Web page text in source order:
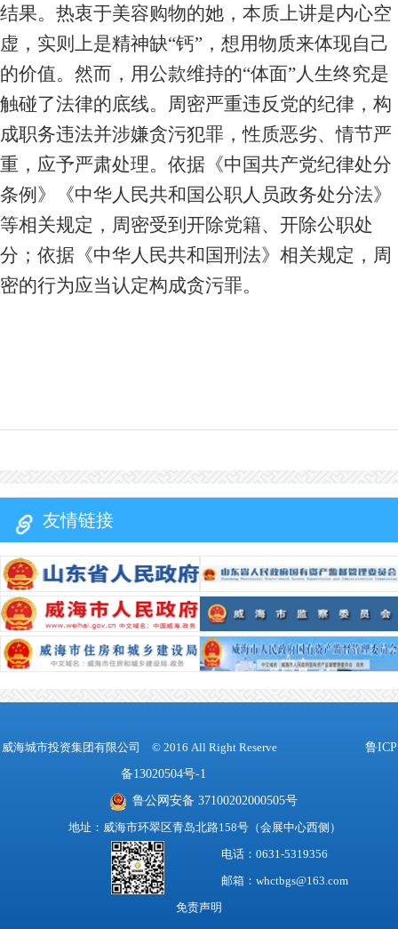
结果。热衷于美容购物的她，本质上讲是内心空
虚，实则上是精神缺“钙”，想用物质来体现自己
的价值。然而，用公款维持的“体面”人生终究是
触碰了法律的底线。周密严重违反党的纪律，构
成职务违法并涉嫌贪污犯罪，性质恶劣、情节严
重，应予严肃处理。依据《中国共产党纪律处分
条例》《中华人民共和国公职人员政务处分法》
等相关规定，周密受到开除党籍、开除公职处
分；依据《中华人民共和国刑法》相关规定，周
密的行为应当认定构成贪污罪。
友情链接
威海城市投资集团有限公司 © 2016 All Right Reserve
鲁ICP
备13020504号-1
鲁公网安备 37100202000505号
地址：威海市环翠区青岛北路158号（会展中心西侧）
电话：0631-5319356
邮箱：whctbgs@163.com
免责声明